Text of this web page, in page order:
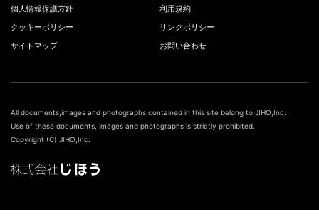
個人情報保護方針
利用規約
クッキーポリシー
リンクポリシー
サイトマップ
お問い合わせ
All documents,images and photographs contained in this site belong to JIHO,Inc.
Use of these documents, images and photographs is strictly prohibited.
Copyright (C) JIHO,Inc.